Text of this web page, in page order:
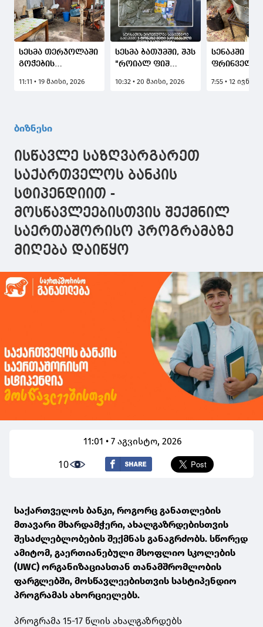
სესმა თერჯოლაში
გოჭების
შეუჩერდა
საწარმოო
11:11 • 19 მაისი, 2026
სესმა ბათუმში, შპს
"როიალ ფიშ
მეტი ვადაგასული
10:32 • 20 მაისი, 2026
სენაკში
სასაკლაო
7:55 • 12
ბიზნესი
ისწავლე საზღვარგარეთ
საქართველოს ბანკის
სტიპენდიით -
მოსწავლეებისთვის შექმნილ
საერთაშორისო პროგრამაზე
მიღება დაიწყო
11:01 • 7 აგვისტო, 2026
10
საქართველოს ბანკი, როგორც განათლების
მთავარი მხარდამჭერი, ახალგაზრდებისთვის
შესაძლებლობების შექმნას განაგრძობს. სწორედ
ამიტომ, გაერთიანებული მსოფლიო სკოლების
(UWC) ორგანიზაციასთან თანამშრომლობის
ფარგლებში, მოსწავლეებისთვის სასტიპენდიო
პროგრამას ახორციელებს.
პროგრამა 15-17 წლის ახალგაზრდებს